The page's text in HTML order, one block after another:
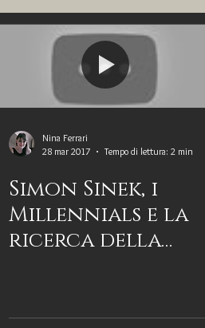
Benessere
Famiglia Filosofia
Percorsi del lutto
Nina Ferrari
28 mar 2017
Tempo di lettura: 2 min
Simon Sinek, i
Millennials e la
ricerca della